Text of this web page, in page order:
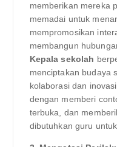
memberikan mereka
memadai untuk
mempromosikan
membangun
Kepala sekolah
menciptakan budaya
kolaborasi dan
dengan memberi
terbuka, dan
dibutuhkan guru